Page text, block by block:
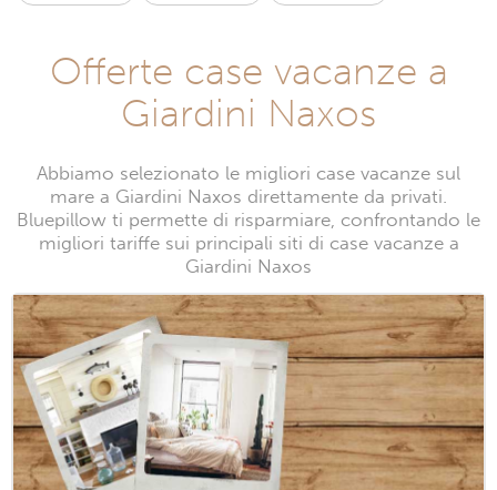
Offerte case vacanze a
Giardini Naxos
Abbiamo selezionato le migliori case vacanze sul
mare a Giardini Naxos direttamente da privati.
Bluepillow ti permette di risparmiare, confrontando le
migliori tariffe sui principali siti di case vacanze a
Giardini Naxos